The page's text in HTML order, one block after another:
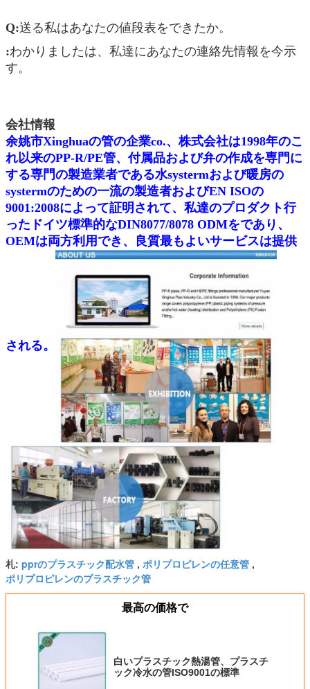
Q:送る私はあなたの値段表をできたか。
:わかりましたは、私達にあなたの連絡先情報を今示
す。
会社情報
余姚市Xinghuaの管の企業co.、株式会社は1998年のこ
れ以来のPP-R/PE管、付属品および弁の作成を専門に
する専門の製造業者である水systermおよび暖房の
systermのための一流の製造者およびEN ISOの
9001:2008によって証明されて、私達のプロダクト行
ったドイツ標準的なDIN8077/8078 ODMをであり、
OEMは両方利用でき、良質最もよいサービスは提供
される。
札: pprのプラスチック配水管 , ポリプロピレンの任意管 ,
ポリプロピレンのプラスチック管
最高の価格で
白いプラスチック熱湯管、プラスチ
ック冷水の管ISO9001の標準